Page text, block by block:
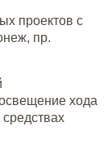
проектов с
пр.
хода